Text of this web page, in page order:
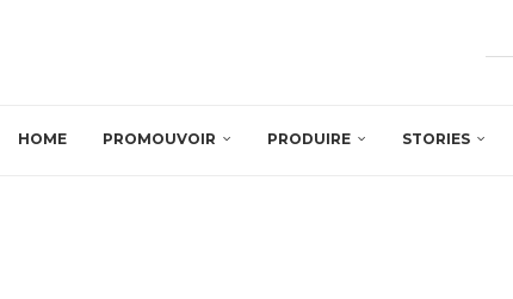
HOME PROMOUVOIR PRODUIRE STORIES